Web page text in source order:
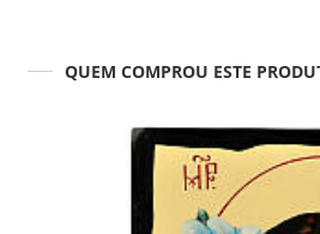
QUEM COMPROU ESTE